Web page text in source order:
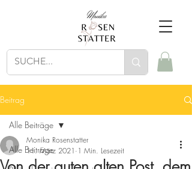
Beitrag
Alle Beiträge
Alle Beiträge
Monika Rosenstatter
11. März 2021 1 Min. Lesezeit